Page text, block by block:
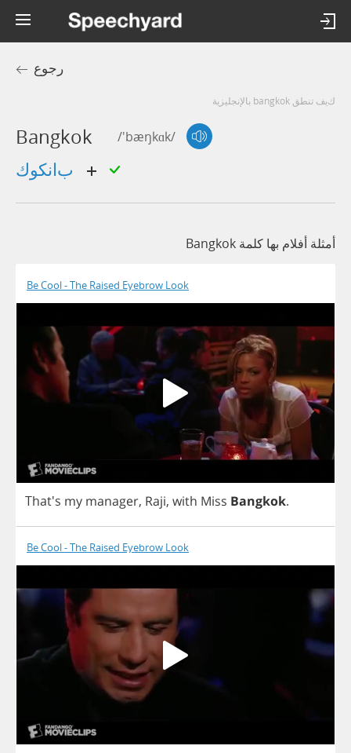
رجوع
كيف تنطق bangkok بالإنجليزية
Bangkok /'bæŋkɑk/
أمثلة أفلام بها كلمة Bangkok
Be Cool - The Raised Eyebrow Look
That's my manager, Raji, with Miss Bangkok.
Be Cool - The Raised Eyebrow Look